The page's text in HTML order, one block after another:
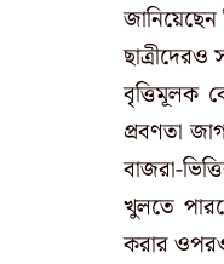
জানিয়েছেন
ছাত্রীদেরও
বৃত্তিমূলক
প্রবণতা
বাজরা-
খুলতে
করার